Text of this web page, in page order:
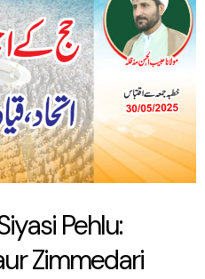
Pehlu:
Zimmedari